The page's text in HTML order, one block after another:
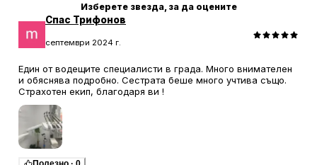
Изберете звезда, за да оцените
Спас Трифонов
септември 2024 г.
Един от водещите специалисти в града. Много внимателен
и обяснява подробно. Сестрата беше много учтива също.
Страхотен екип, благодаря ви !